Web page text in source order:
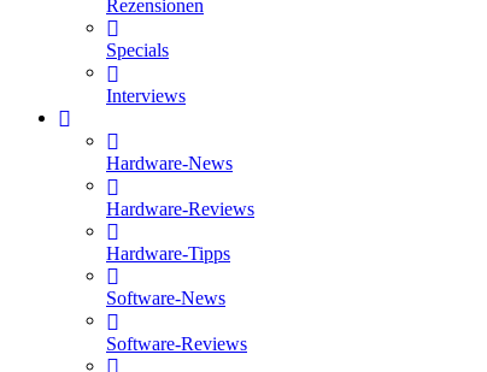
Rezensionen
Specials
Interviews
Hardware-News
Hardware-Reviews
Hardware-Tipps
Software-News
Software-Reviews